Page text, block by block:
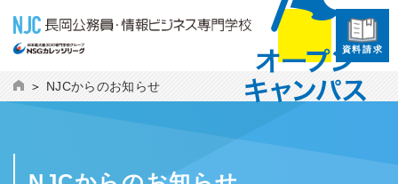
資料請求
NJCからのお知らせ